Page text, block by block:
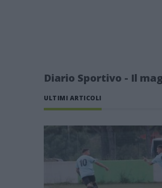
Diario Sportivo - Il
ULTIMI ARTICOLI